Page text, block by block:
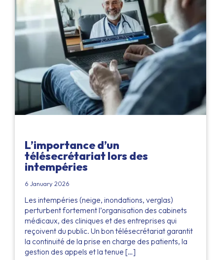
L’importance d’un
télésecrétariat lors des
intempéries
6 January 2026
Les intempéries (neige, inondations, verglas)
perturbent fortement l’organisation des cabinets
médicaux, des cliniques et des entreprises qui
reçoivent du public. Un bon télésecrétariat garantit
la continuité de la prise en charge des patients, la
gestion des appels et la tenue […]